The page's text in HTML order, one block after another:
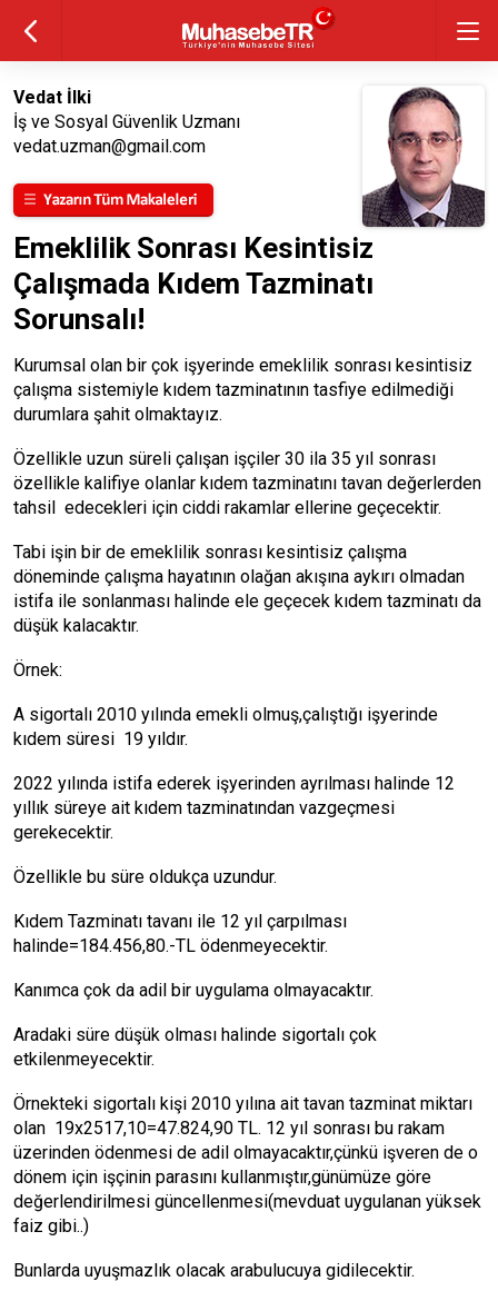
Vedat İlki
İş ve Sosyal Güvenlik Uzmanı
vedat.uzman@gmail.com
Emeklilik Sonrası Kesintisiz
Çalışmada Kıdem Tazminatı
Sorunsalı!
Kurumsal olan bir çok işyerinde emeklilik sonrası kesintisiz
çalışma sistemiyle kıdem tazminatının tasfiye edilmediği
durumlara şahit olmaktayız.
Özellikle uzun süreli çalışan işçiler 30 ila 35 yıl sonrası
özellikle kalifiye olanlar kıdem tazminatını tavan değerlerden
tahsil edecekleri için ciddi rakamlar ellerine geçecektir.
Tabi işin bir de emeklilik sonrası kesintisiz çalışma
döneminde çalışma hayatının olağan akışına aykırı olmadan
istifa ile sonlanması halinde ele geçecek kıdem tazminatı da
düşük kalacaktır.
Örnek:
A sigortalı 2010 yılında emekli olmuş,çalıştığı işyerinde
kıdem süresi 19 yıldır.
2022 yılında istifa ederek işyerinden ayrılması halinde 12
yıllık süreye ait kıdem tazminatından vazgeçmesi
gerekecektir.
Özellikle bu süre oldukça uzundur.
Kıdem Tazminatı tavanı ile 12 yıl çarpılması
halinde=184.456,80.-TL ödenmeyecektir.
Kanımca çok da adil bir uygulama olmayacaktır.
Aradaki süre düşük olması halinde sigortalı çok
etkilenmeyecektir.
Örnekteki sigortalı kişi 2010 yılına ait tavan tazminat miktarı
olan 19x2517,10=47.824,90 TL. 12 yıl sonrası bu rakam
üzerinden ödenmesi de adil olmayacaktır,çünkü işveren de o
dönem için işçinin parasını kullanmıştır,günümüze göre
değerlendirilmesi güncellenmesi(mevduat uygulanan yüksek
faiz gibi..)
Bunlarda uyuşmazlık olacak arabulucuya gidilecektir.